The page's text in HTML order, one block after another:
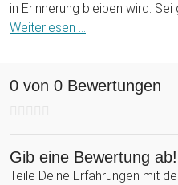
in Erinnerung bleiben wird.
Erstaunen in den Augen des
Weiterlesen ...
0 von 0 Bewertungen
Gib eine Bewertung ab!
Teile Deine Erfahrungen mit